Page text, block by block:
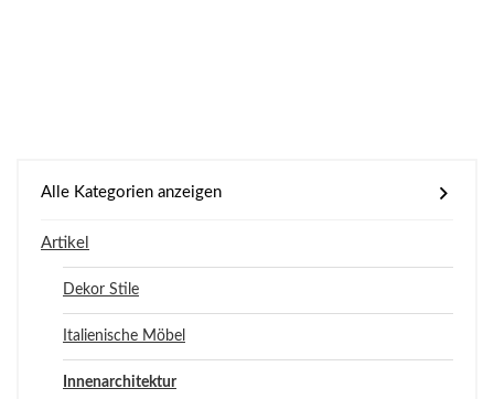
Alle Kategorien anzeigen
Artikel
Dekor Stile
Italienische Möbel
Innenarchitektur